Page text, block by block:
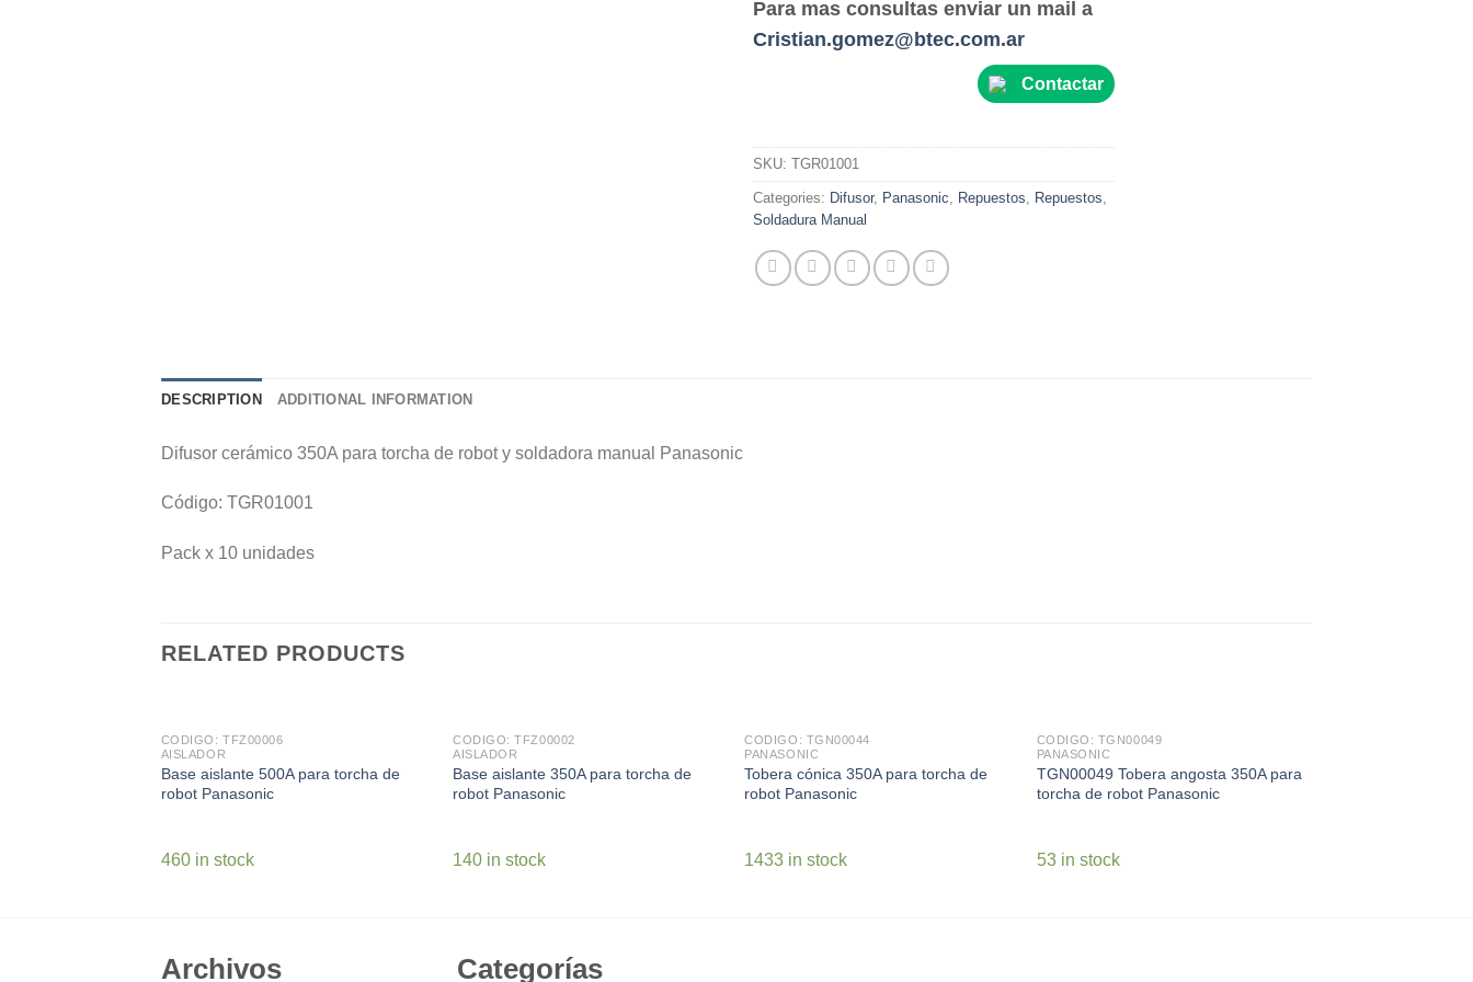
Para mas consultas enviar un mail a
Cristian.gomez@btec.com.ar
Contactar
SKU: TGR01001
Categories: Difusor, Panasonic Repuestos Repuestos
Soldadura Manual
DESCRIPTION ADDITIONAL INFORMATION
Difusor cerámico 350A para torcha de robot y soldadora manual Panasonic
Código: TGR01001
Pack x 10 unidades
RELATED PRODUCTS
CODIGO: TFZ00006
AISLADOR
Base aislante 500A para torcha de
robot Panasonic
460 in stock
CODIGO: TFZ00002
AISLADOR
Base aislante 350A para torcha de
robot Panasonic
140 in stock
CODIGO: TGN00044
PANASONIC
Tobera cónica 350A para torcha de
robot Panasonic
1433 in stock
CODIGO: TGN00049
PANASONIC
TGN00049 Tobera angosta 350A para
torcha de robot Panasonic
53 in stock
Archivos Categorías